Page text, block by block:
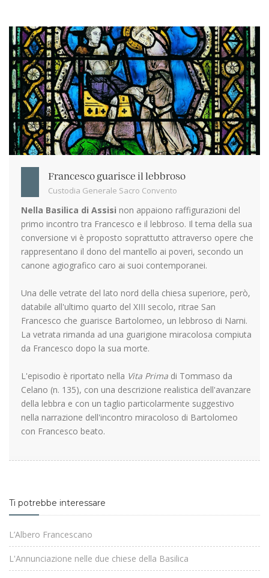
Francesco guarisce il lebbroso
Custodia Generale Sacro Convento
Nella Basilica di Assisi non appaiono raffigurazioni del
primo incontro tra Francesco e il lebbroso. Il tema della sua
conversione vi è proposto soprattutto attraverso opere che
rappresentano il dono del mantello ai poveri, secondo un
canone agiografico caro ai suoi contemporanei.
Una delle vetrate del lato nord della chiesa superiore, però,
databile all'ultimo quarto del XIII secolo, ritrae San
Francesco che guarisce Bartolomeo, un lebbroso di Narni.
La vetrata rimanda ad una guarigione miracolosa compiuta
da Francesco dopo la sua morte.
L'episodio è riportato nella Vita Prima di Tommaso da
Celano (n. 135), con una descrizione realistica dell'avanzare
della lebbra e con un taglio particolarmente suggestivo
nella narrazione dell'incontro miracoloso di Bartolomeo
con Francesco beato.
Ti potrebbe interessare
L’Albero Francescano
L'Annunciazione nelle due chiese della Basilica